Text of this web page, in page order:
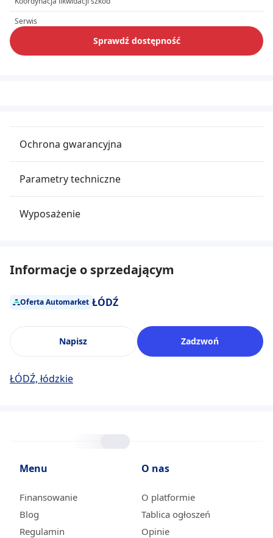
Serwis
Sprawdź dostępność
Ochrona gwarancyjna
Parametry techniczne
Wyposażenie
Informacje o sprzedającym
Oferta Automarket ŁÓDŹ
Napisz Zadzwoń
ŁÓDŹ, łódzkie
Menu
Finansowanie
Blog
Regulamin
O nas
O platformie
Tablica ogłoszeń
Opinie